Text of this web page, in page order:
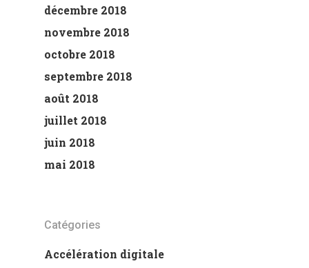
décembre 2018
novembre 2018
octobre 2018
septembre 2018
août 2018
juillet 2018
juin 2018
mai 2018
Catégories
Accélération digitale